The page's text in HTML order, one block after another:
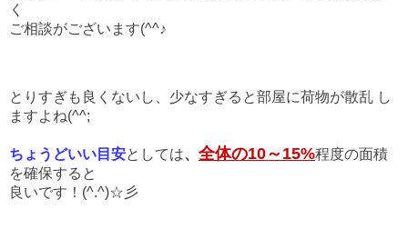
く
ご相談がございます(^^♪
とりすぎも良くないし、少なすぎると部屋に荷物が散乱 し
ますよね(^^;
ちょうどいい目安としては、 全体の10～15%程度の面積
を確保すると
良いです！(^.^)☆彡